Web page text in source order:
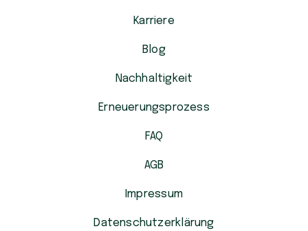
Karriere
Blog
Nachhaltigkeit
Erneuerungsprozess
FAQ
AGB
Impressum
Datenschutzerklärung